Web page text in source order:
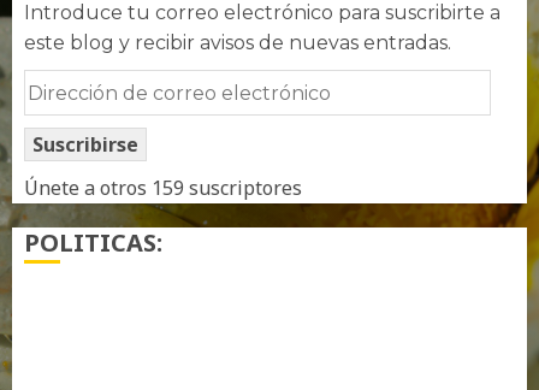
Introduce tu correo electrónico para suscribirte a
este blog y recibir avisos de nuevas entradas.
Dirección
de
correo
electrónico
Suscribirse
Únete a otros 159 suscriptores
POLITICAS: